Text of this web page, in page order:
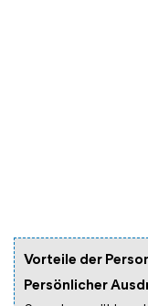
Vorteile der
Persönlicher